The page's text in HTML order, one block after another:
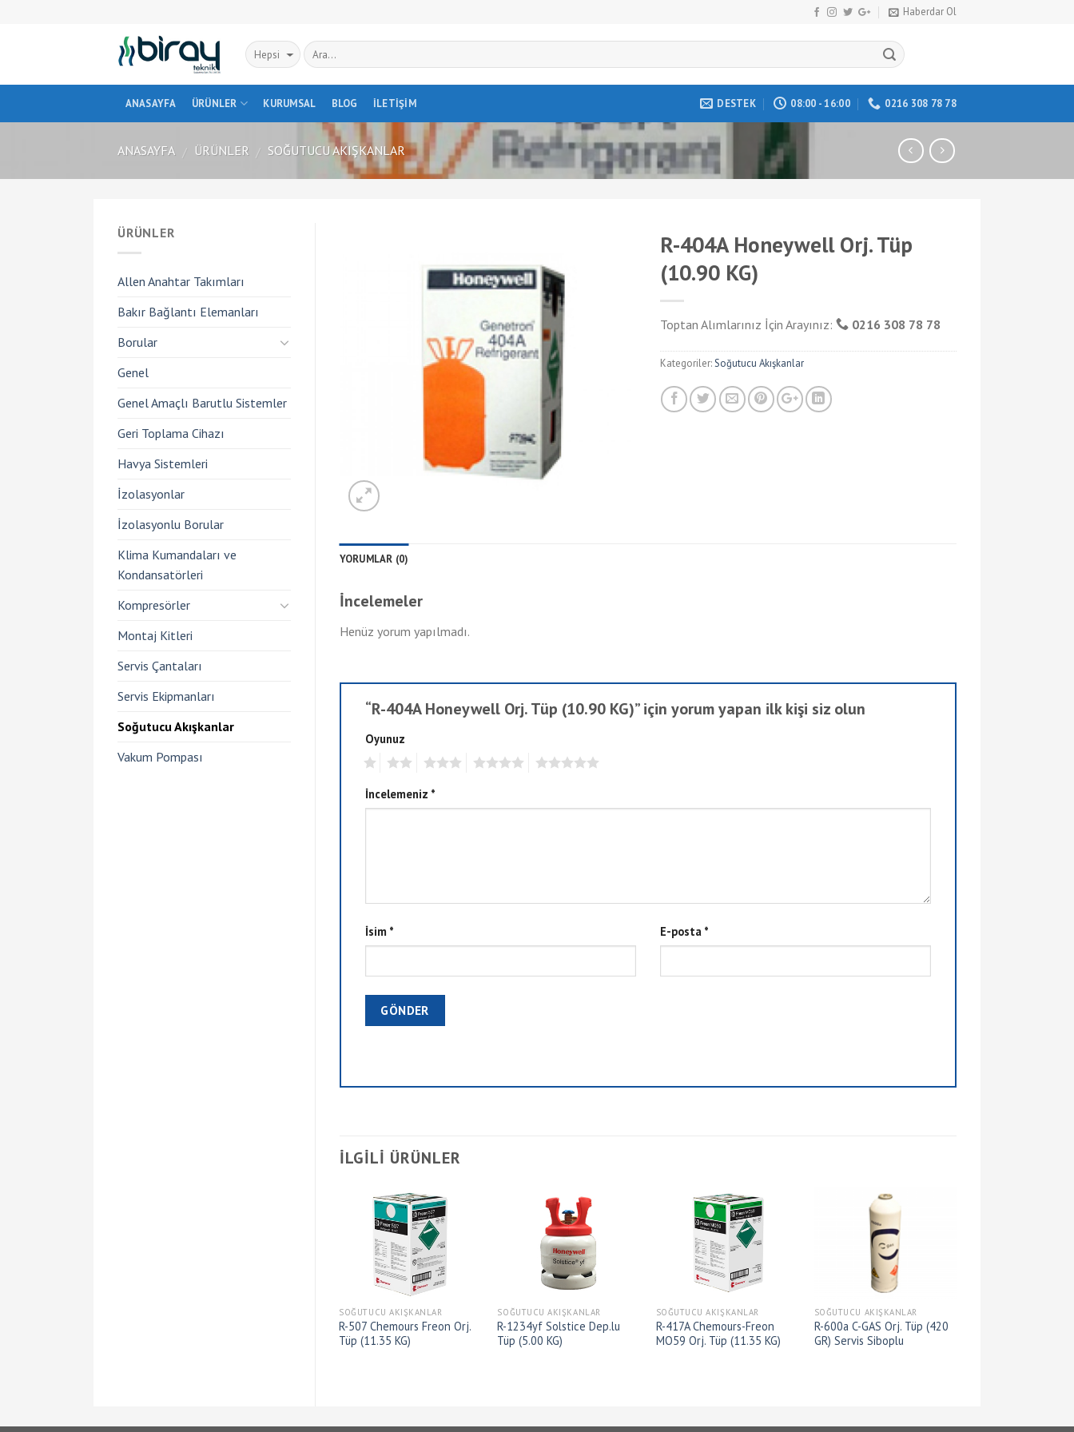
Haberdar Ol
ANASAYFA ÜRÜNLER KURUMSAL BLOG İLETIŞIM DESTEK 08:00 - 16:00 0216 308 78 78
ANASAYFA / ÜRÜNLER / SOĞUTUCU AKIŞKANLAR
R-404A Honeywell Orj. Tüp
(10.90 KG)
Toptan Alımlarınız İçin Arayınız: 0216 308 78 78
Kategoriler:Soğutucu Akışkanlar
YORUMLAR (0)
İncelemeler
Henüz yorum yapılmadı.
“R-404A Honeywell Orj. Tüp (10.90 KG)” için yorum yapan ilk kişi siz olun
Oyunuz
İncelemeniz *
İsim * E-posta *
İLGILI ÜRÜNLER
SOĞUTUCU AKIŞKANLAR
R-507 Chemours Freon Orj.
Tüp (11.35 KG)
SOĞUTUCU AKIŞKANLAR
R-1234yf Solstice Dep.lu
Tüp (5.00 KG)
SOĞUTUCU AKIŞKANLAR
R-417A Chemours-Freon
MO59 Orj. Tüp (11.35 KG)
SOĞUTUCU AKIŞKANLAR
R-600a C-GAS Orj. Tüp (420
GR) Servis Siboplu
ÜRÜNLER
Allen Anahtar Takımları
Bakır Bağlantı Elemanları
Borular
Genel
Genel Amaçlı Barutlu Sistemler
Geri Toplama Cihazı
Havya Sistemleri
İzolasyonlar
İzolasyonlu Borular
Klima Kumandaları ve
Kondansatörleri
Kompresörler
Montaj Kitleri
Servis Çantaları
Servis Ekipmanları
Soğutucu Akışkanlar
Vakum Pompası